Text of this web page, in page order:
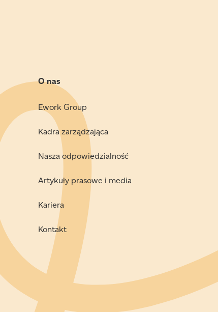
O nas
Ework Group
Kadra zarządzająca
Nasza odpowiedzialność
Artykuły prasowe i media
Kariera
Kontakt